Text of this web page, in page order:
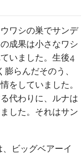
ワシの巣でサンデ
成果は小さなワシ
いました。生後4
らんだそのう、
をしていました。
代わりに、ルナは
した。それはサン
ビッグベアーイ